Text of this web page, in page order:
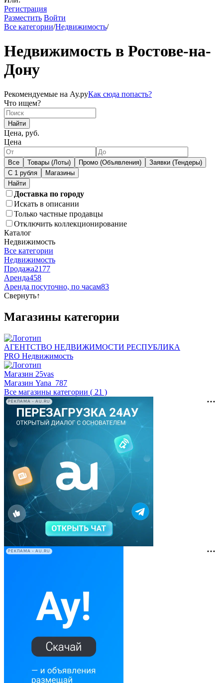
Регистрация
Разместить Войти
Все категории/Недвижимость/
Недвижимость в Ростове-на-
Дону
Рекомендуемые на Ау.руКак сюда попасть?
Что ищем?
Найти
Цена, руб.
Цена
Все Товары (Лоты) Промо (Объявления)
Заявки (Тендеры)
С 1 рубля
Магазины
Доставка по городу
Искать в описании
Только частные продавцы
Отключить коллекционирование
Каталог
Недвижимость
Все категории
Недвижимость
Продажа2177
Аренда458
Аренда посуточно, по часам83
Свернуть↑
Магазины категории
АГЕНТСТВО НЕДВИЖИМОСТИ РЕСПУБЛИКА
PRO Недвижимость
Магазин 25vas
Магазин Yana_787
Все магазины категории ( 21 )
РЕКЛАМА • AU.RU
РЕКЛАМА • AU.RU